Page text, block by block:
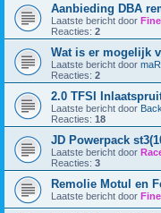
Aanbieding DBA
Laatste bericht door
Reacties: 2
Wat is er mogelijk
Laatste bericht door
Reacties: 2
2.0 TFSI
Laatste bericht door
Reacties: 18
JD Powerpack
Laatste bericht door
Reacties: 3
Remolie Motul en
Laatste bericht door